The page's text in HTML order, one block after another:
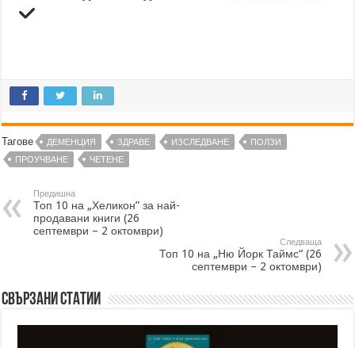
Тагове ДЕМЕНЦИЯ ЗДРАВЕ ИЗСЛЕДВАНЕ
ПОЛЗИ
ПРОУЧВАНЕ
ЧЕТЕНЕ
Предишна
Топ 10 на „Хеликон” за най-
продавани книги (26
септември – 2 октомври)
Следваща
Топ 10 на „Ню Йорк Таймс“ (26
септември – 2 октомври)
Свързани статии